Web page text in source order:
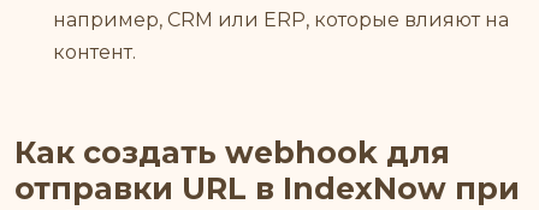
например, CRM или ERP, которые влияют на
контент.
Как создать webhook для
отправки URL в IndexNow при